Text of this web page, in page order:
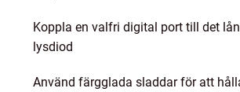
Koppla en valfri digital port till det
lysdiod
Använd färgglada sladdar för att